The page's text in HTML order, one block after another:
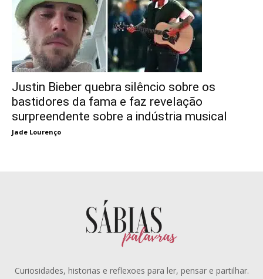
Justin Bieber quebra silêncio sobre os
bastidores da fama e faz revelação
surpreendente sobre a indústria musical
Jade Lourenço
Curiosidades, historias e reflexoes para ler, pensar e partilhar.